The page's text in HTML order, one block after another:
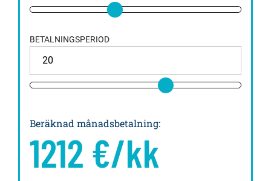
BETALNINGSPERIOD
Beräknad månadsbetalning:
1212 €/kk